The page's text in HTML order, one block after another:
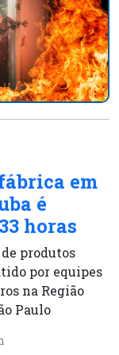
em
é
horas
produtos
por equipes
na Região
Paulo